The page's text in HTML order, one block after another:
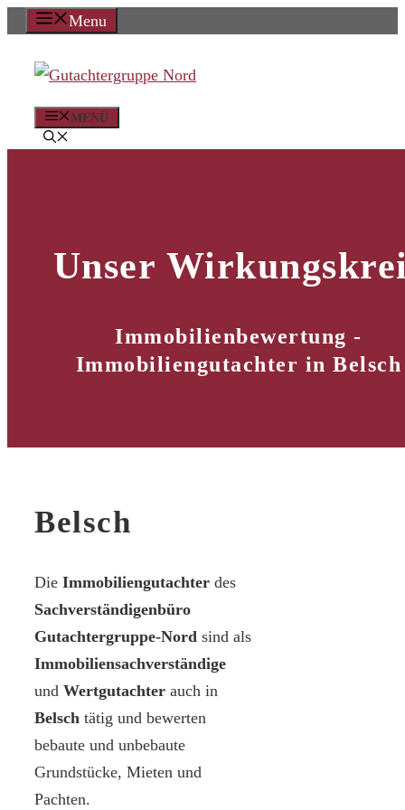
Zum
springen
Menu
MENÜ
Unser
Immobilienbewertung -
Immobiliengutachter in Belsch
Belsch
Die Immobiliengutachter des
Sachverständigenbüro
Gutachtergruppe-Nord sind als
Immobiliensachverständige
und Wertgutachter auch in
Belsch tätig und bewerten
bebaute und unbebaute
Grundstücke, Mieten und
Pachten.